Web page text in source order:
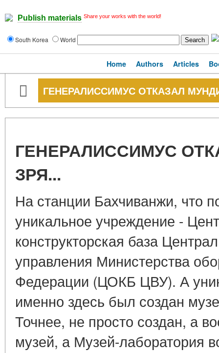
Publish materials Share your works with the world!
South Korea World
Home Authors Articles
ГЕНЕРАЛИССИМУС ОТКАЗАЛ
ГЕНЕРАЛИССИМУС
ЗРЯ...
На станции Бахчиванжи, что
уникальное учреждение -
конструкторская база
управления Министерства
Федерации (ЦОКБ ЦВУ). А
именно здесь был создан
Точнее, не просто создан, а
музей, а Музей-лаборатория